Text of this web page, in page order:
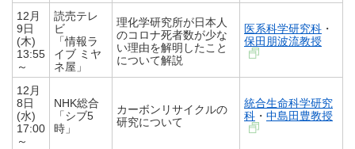
12月
9日
(木)
13:55
～
読売テレ
ビ
「情報ラ
イブ ミヤ
ネ屋」
理化学研究所が日本人
のコロナ死者数が少な
い理由を解明したこと
について解説
医系科学研究科 ・
保田朋波流教授
12月
8日
(水)
17:00
～
NHK総合
「シブ5
時」
カーボンリサイクルの
研究について
統合生命科学研究
科 ・ 中島田豊教授